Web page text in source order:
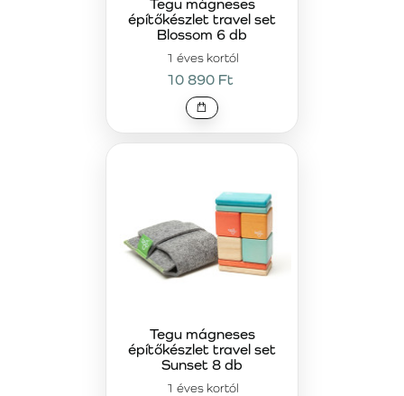
1 éves kortól
Tegu mágneses
építőkészlet travel set
Blossom 6 db
10 890 Ft
1 éves kortól
Tegu mágneses
építőkészlet travel set
Sunset 8 db